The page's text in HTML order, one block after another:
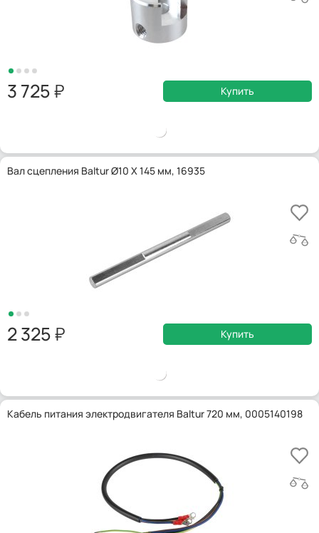
3 725 Купить
Вал сцепления Baltur Ø10 X 145 мм, 16935
2 325 Купить
Кабель питания электродвигателя Baltur 720 мм, 0005140198